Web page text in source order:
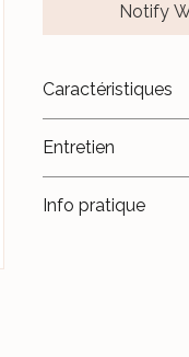
Notify
Caractéristiques
- Fait main.
- Fabriqué en
Entretien
piscine ou de la
Info pratique